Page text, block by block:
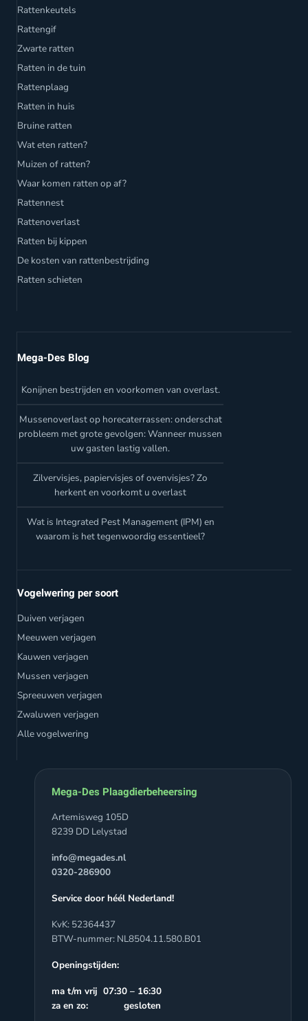
Rattenkeutels
Rattengif
Zwarte ratten
Ratten in de tuin
Rattenplaag
Ratten in huis
Bruine ratten
Wat eten ratten?
Muizen of ratten?
Waar komen ratten op af?
Rattennest
Rattenoverlast
Ratten bij kippen
De kosten van rattenbestrijding
Ratten schieten
Mega-Des Blog
Konijnen bestrijden en voorkomen van overlast.
Mussenoverlast op horecaterrassen: onderschat
probleem met grote gevolgen: Wanneer mussen
uw gasten lastig vallen.
Zilvervisjes, papiervisjes of ovenvisjes? Zo
herkent en voorkomt u overlast
Wat is Integrated Pest Management (IPM) en
waarom is het tegenwoordig essentieel?
Vogelwering per soort
Duiven verjagen
Meeuwen verjagen
Kauwen verjagen
Mussen verjagen
Spreeuwen verjagen
Zwaluwen verjagen
Alle vogelwering
Mega-Des Plaagdierbeheersing
Artemisweg 105D
8239 DD Lelystad
info@megades.nl
0320-286900
Service door héél Nederland!
KvK: 52364437
BTW-nummer: NL8504.11.580.B01
Openingstijden:
ma t/m vrij 07:30 – 16:30
za en zo: gesloten